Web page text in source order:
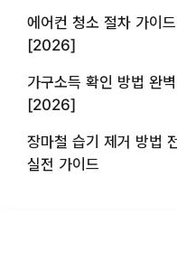
에어컨 청소 절차 가이
[2026]
가구소득 확인 방법 완
[2026]
장마철 습기 제거 방
실전 가이드